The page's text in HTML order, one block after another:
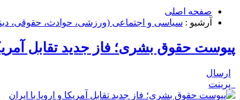
صفحه اصلی
آرشیو : سیاسی و اجتماعی (ورزشی، حوادث، حقوقی،
پیوست حقوق بشری؛ فاز جدید تقابل
ارسال
پرینت